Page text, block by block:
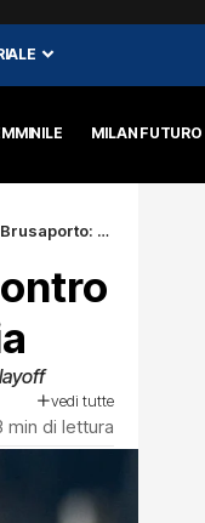
MILAN FUTURO
il gol di Sia
vedi tutte
min di lettura